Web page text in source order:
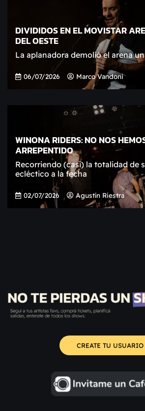
DIVIDIDOS EN EL MOVISTAR
DEL OESTE
La aplanadora demolió el arena
06/07/2026 Marco Vandoni
WINONA RIDERS: NO NOS
ARREPENTIDO
Recorriendo (casi) la totalidad de
ecléctico a la fecha
02/07/2026 Agustín Riestra
CREATE TU USUARIO